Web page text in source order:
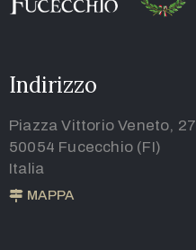
Indirizzo
Piazza Vittorio Veneto, 27
50054 Fucecchio (FI)
Italia
MAPPA